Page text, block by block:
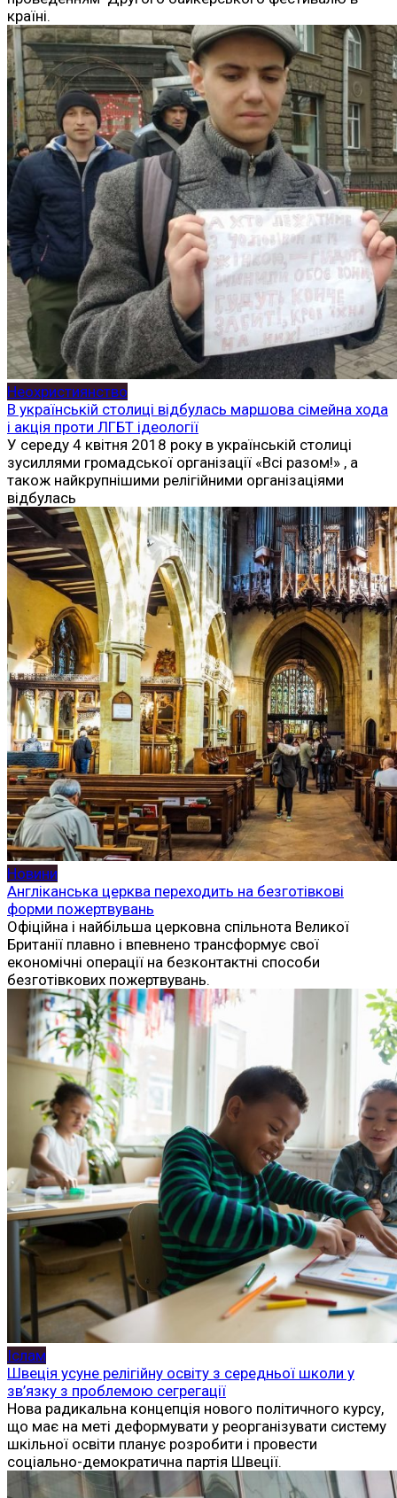
країні.
Неохристиянство
В українській столиці відбулась маршова сімейна хода
і акція проти ЛГБТ ідеології
У середу 4 квітня 2018 року в українській столиці
зусиллями громадської організації «Всі разом!» , а
також найкрупнішими релігійними організаціями
відбулась
Новини
Англіканська церква переходить на безготівкові
форми пожертвувань
Офіційна і найбільша церковна спільнота Великої
Британії плавно і впевнено трансформує свої
економічні операції на безконтактні способи
безготівкових пожертвувань.
Іслам
Швеція усуне релігійну освіту з середньої школи у
зв’язку з проблемою сегрегації
Нова радикальна концепція нового політичного курсу,
що має на меті деформувати у реорганізувати систему
шкільної освіти планує розробити і провести
соціально-демократична партія Швеції.